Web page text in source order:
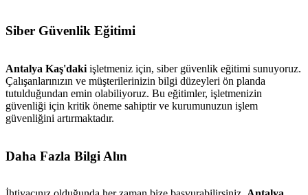
Siber Güvenlik Eğitimi
Antalya Kaş'daki işletmeniz için, siber güvenlik eğitimi sunuyoruz.
Çalışanlarınızın ve müşterilerinizin bilgi düzeyleri ön planda
tutulduğundan emin olabiliyoruz. Bu eğitimler, işletmenizin
güvenliği için kritik öneme sahiptir ve kurumunuzun işlem
güvenliğini artırmaktadır.
Daha Fazla Bilgi Alın